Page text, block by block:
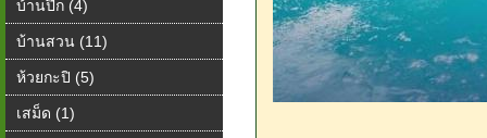
บ้านปึก (4)
บ้านสวน (11)
ห้วยกะปิ (5)
เสม็ด (1)